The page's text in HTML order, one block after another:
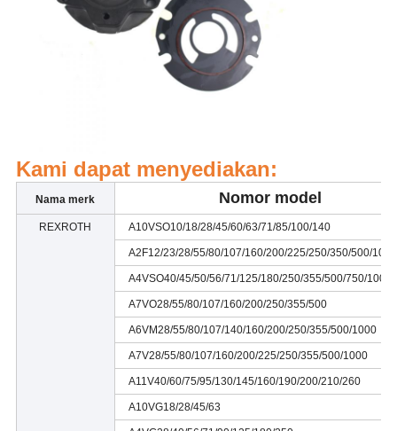
Kami dapat menyediakan:
Nama merk Nomor model
REXROTH A10VSO10/18/28/45/60/63/71/85/100/140
A2F12/23/28/55/80/107/160/200/225/250/350/500/1000
A4VSO40/45/50/56/71/125/180/250/355/500/750/1000
A7VO28/55/80/107/160/200/250/355/500
A6VM28/55/80/107/140/160/200/250/355/500/1000
A7V28/55/80/107/160/200/225/250/355/500/1000
A11V40/60/75/95/130/145/160/190/200/210/260
A10VG18/28/45/63